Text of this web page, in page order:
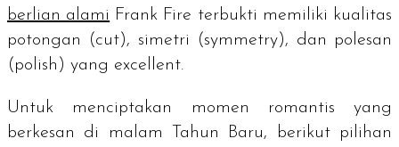
berlian alami Frank Fire terbukti memiliki kualitas
potongan (cut), simetri (symmetry), dan polesan
( polish ) yang excellent.
Untuk menciptakan momen romantis yang
berkesan di malam Tahun Baru, berikut pilihan